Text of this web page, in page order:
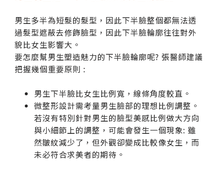
男生多半為短髮的髮型，因此下半臉整個都無法透
過髮型遮蔽去修飾臉型，因此下半臉輪廓往往對外
貌比女生影響大。
要怎麼幫男生塑造魅力的下半臉輪廓呢? 張醫師建議
把握幾個重要原則 :
男生下半臉比女生比例寬，線條角度較直。
微整形設計需考量男生臉部的理想比例調整。
若沒有特別針對男生的臉型美感比例做大方向
與小細節上的調整，可能會發生一個現象: 雖
然皺紋減少了，但外觀卻變成比較像女生，而
未必符合求美者的期待。